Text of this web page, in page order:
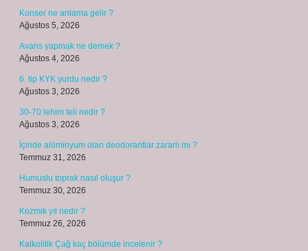
Konser ne anlama gelir ?
Ağustos 5, 2026
Avans yapmak ne demek ?
Ağustos 4, 2026
6. tip KYK yurdu nedir ?
Ağustos 3, 2026
30-70 lehim teli nedir ?
Ağustos 3, 2026
İçinde alüminyum olan deodorantlar zararlı mı ?
Temmuz 31, 2026
Humuslu toprak nasıl oluşur ?
Temmuz 30, 2026
Kozmik yıl nedir ?
Temmuz 26, 2026
Kalkolitik Çağ kaç bölümde incelenir ?